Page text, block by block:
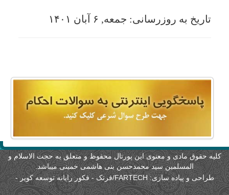
حقوق مادی و معنوی این پورتال محفوظ و متعلق به حجت الاسلام و
المسلمین سید محمدحسن بنی هاشمی خمینی میباشد.
طراحی و پیاده سازی:FARTECH/فرتک - فکور رایانه توسعه کویر -